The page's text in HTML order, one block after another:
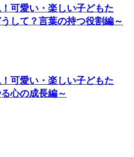
可愛い・楽しい子どもた
して？言葉の持つ役割編～
可愛い・楽しい子どもた
心の成長編～